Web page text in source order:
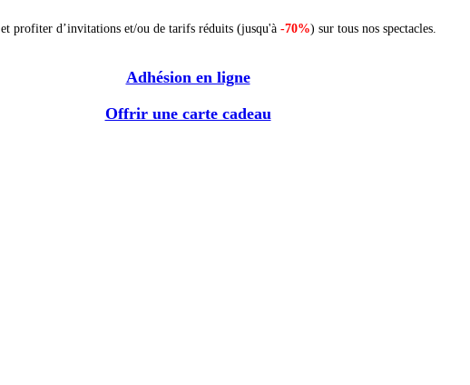
et profiter d’invitations et/ou de tarifs réduits (jusqu'à -70%) sur tous nos spectacles.
Adhésion en ligne
Offrir une carte cadeau